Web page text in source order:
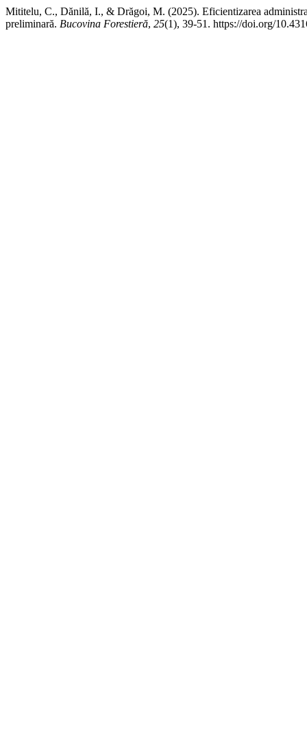
Mititelu, C., Dănilă, I., & Drăgoi, M. (2025). Eficientizarea
preliminară. Bucovina Forestieră, 25(1), 39-51. https://doi.org/